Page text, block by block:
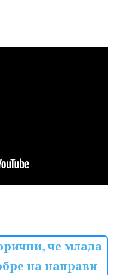
че млада
на направи